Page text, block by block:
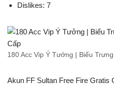
Dislikes: 7
180 Acc Vip Ý Tưởng | Biểu
Akun FF Sultan Free Fire Gratis